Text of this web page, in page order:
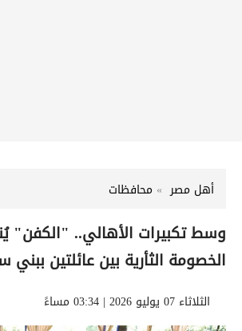
أهل مصر محافظات
وسط تكبيرات الأهالي.. "الكفن"
الخصومة الثأرية بين عائلتين
الثلاثاء 07 يوليو 2026 | 03:34 مساءً